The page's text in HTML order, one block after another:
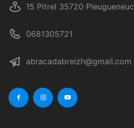
15 Pitrel 35720 Pleugueneuc
0681305721
abracadabreizh@gmail.com